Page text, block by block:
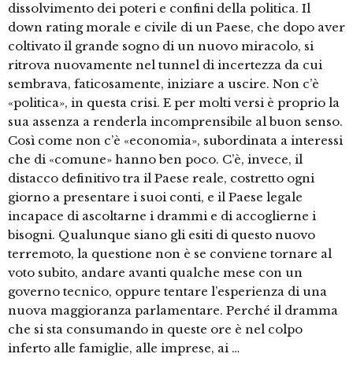
dissolvimento dei poteri e confini della politica. Il
down rating morale e civile di un Paese, che dopo aver
coltivato il grande sogno di un nuovo miracolo, si
ritrova nuovamente nel tunnel di incertezza da cui
sembrava, faticosamente, iniziare a uscire. Non c’è
«politica», in questa crisi. E per molti versi è proprio la
sua assenza a renderla incomprensibile al buon senso.
Così come non c’è «economia», subordinata a interessi
che di «comune» hanno ben poco. C’è, invece, il
distacco definitivo tra il Paese reale, costretto ogni
giorno a presentare i suoi conti, e il Paese legale
incapace di ascoltarne i drammi e di accoglierne i
bisogni. Qualunque siano gli esiti di questo nuovo
terremoto, la questione non è se conviene tornare al
voto subito, andare avanti qualche mese con un
governo tecnico, oppure tentare l’esperienza di una
nuova maggioranza parlamentare. Perché il dramma
che si sta consumando in queste ore è nel colpo
inferto alle famiglie, alle imprese, ai …